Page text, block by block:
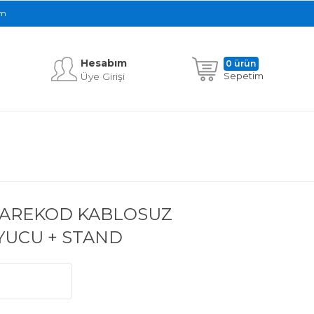
Hesabım
Üye Girişi
Sepetim
0 ürün
KABLOSUZ
+ STAND